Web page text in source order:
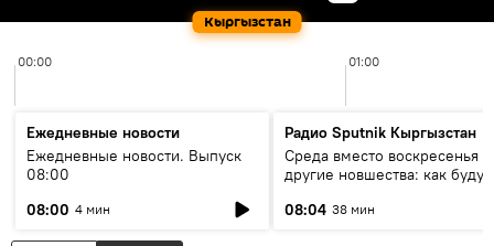
Кыргызстан
00:00 01:00
Ежедневные новости
Ежедневные новости. Выпуск
08:00
08:00 4 мин
Радио Sputnik Кыргызстан
Среда вместо воскресенья и
другие новшества: как будут
08:04 38 мин